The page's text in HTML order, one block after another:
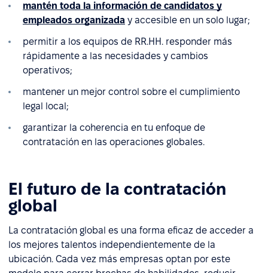
mantén toda la información de candidatos y
empleados organizada y accesible en un solo lugar;
permitir a los equipos de RR.HH. responder más
rápidamente a las necesidades y cambios
operativos;
mantener un mejor control sobre el cumplimiento
legal local;
garantizar la coherencia en tu enfoque de
contratación en las operaciones globales.
El futuro de la contratación
global
La contratación global es una forma eficaz de acceder a
los mejores talentos independientemente de la
ubicación. Cada vez más empresas optan por este